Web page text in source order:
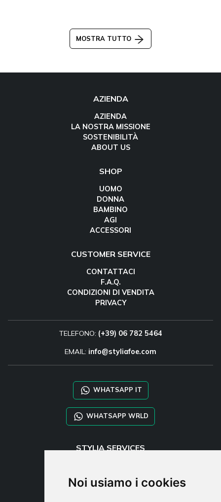
Noi usiamo i cookies
MOSTRA TUTTO
AZIENDA
AZIENDA
LA NOSTRA MISSIONE
SOSTENIBILITÀ
ABOUT US
SHOP
UOMO
DONNA
BAMBINO
AGI
ACCESSORI
CUSTOMER SERVICE
CONTATTACI
F.A.Q.
CONDIZIONI DI VENDITA
PRIVACY
TELEFONO: (+39) 06 782 5464
EMAIL: info@styliafoe.com
WHATSAPP IT
WHATSAPP WRLD
STYLIA SERVICES
TAYLOR MADE ORDERS
DROPSHIPPING